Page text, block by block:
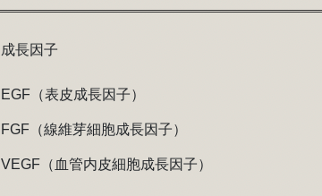
成長因子
EGF（表皮成長因子）
FGF（線維芽細胞成長因子）
VEGF（血管内皮細胞成長因子）